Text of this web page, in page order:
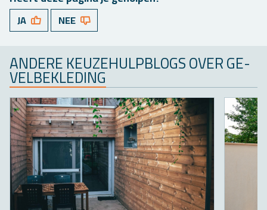
JA NEE
AN­DE­RE KEU­ZE­HULP­BLOGS OVER GE­
VEL­BE­KLE­DING